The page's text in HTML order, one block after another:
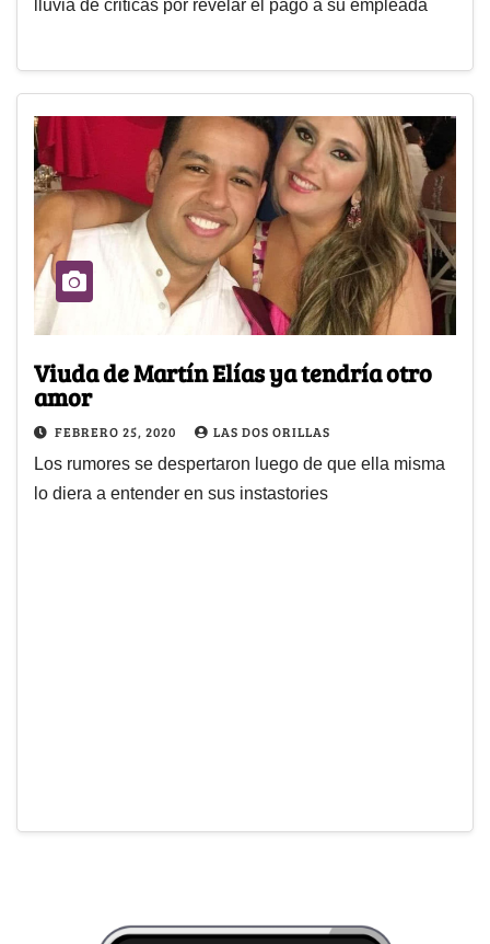
lluvia de criticas por revelar el pago a su empleada
Viuda de Martín Elías ya tendría otro
amor
FEBRERO 25, 2020 LAS DOS ORILLAS
Los rumores se despertaron luego de que ella misma
lo diera a entender en sus instastories